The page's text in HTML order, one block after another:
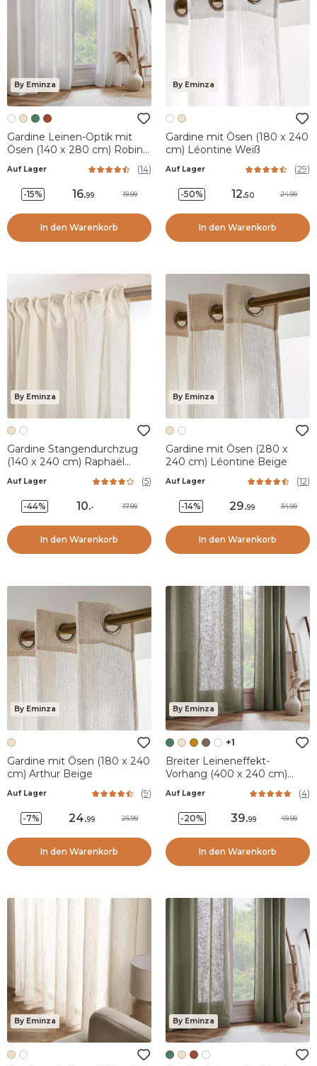
By Eminza
Gardine Leinen-Optik mit
Ösen (140 x 280 cm) Robin
Auf Lager (14)
-15% 16.99 19.99
In den Warenkorb
By Eminza
Gardine mit Ösen (180 x 240
cm) Léontine Weiß
Auf Lager (29)
-50% 12.50 24.99
In den Warenkorb
By Eminza
Gardine Stangendurchzug
(140 x 240 cm) Raphaël
Auf Lager (5)
-44% 10.- 17.99
In den Warenkorb
By Eminza
Gardine mit Ösen (280 x
240 cm) Léontine Beige
Auf Lager (12)
-14% 29.99 34.99
In den Warenkorb
By Eminza
Gardine mit Ösen (180 x 240
cm) Arthur Beige
Auf Lager (9)
-7% 24.99 26.99
In den Warenkorb
By Eminza
+1
Breiter Leineneffekt-
Vorhang (400 x 240 cm)
Auf Lager (4)
-20% 39.99 49.99
In den Warenkorb
By Eminza By Eminza